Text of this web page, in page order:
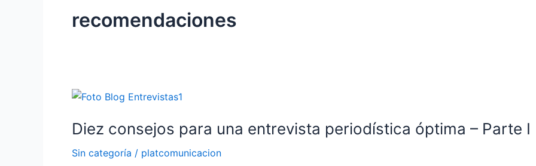
recomendaciones
Diez consejos para una entrevista periodística óptima – Parte I
Sin categoría / platcomunicacion
Diez
para
entrevista